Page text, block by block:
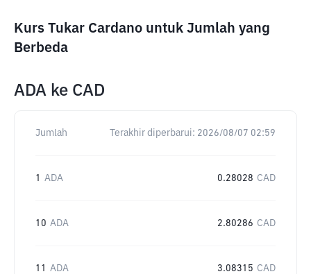
Kurs Tukar Cardano untuk Jumlah yang
Berbeda
ADA ke CAD
Jumlah Terakhir diperbarui: 2026/08/07 02:59
1 ADA 0.28028 CAD
10 ADA 2.80286 CAD
11 ADA 3.08315 CAD